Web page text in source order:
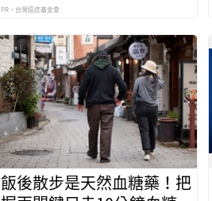
PR・台灣癌症基金會
飯後散步是天然血糖藥！把